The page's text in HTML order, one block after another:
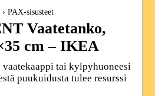
PAX-sisusteet
Vaatetanko,
cm – IKEA
vaatekaappi tai kylpyhuoneesi
puukuidusta tulee resurssi